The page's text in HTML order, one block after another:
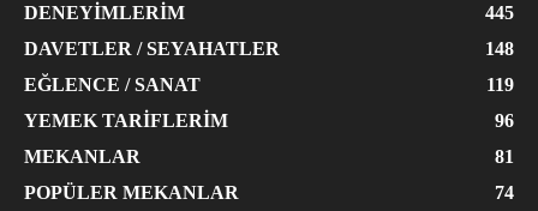
DENEYIMLERIM
445
DAVETLER / SEYAHATLER
148
EĞLENCE / SANAT
119
YEMEK TARIFLERIM
96
MEKANLAR
81
POPÜLER MEKANLAR
74